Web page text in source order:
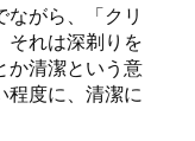
がら、「クリ
それは深剃りを
か清潔という意
程度に、清潔に